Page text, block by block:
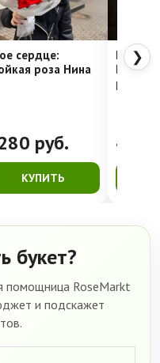
сердце:
роза Нина
руб.
КУПИТЬ
Недели
❯
букет?
помощница RoseMarkt
и подскажет